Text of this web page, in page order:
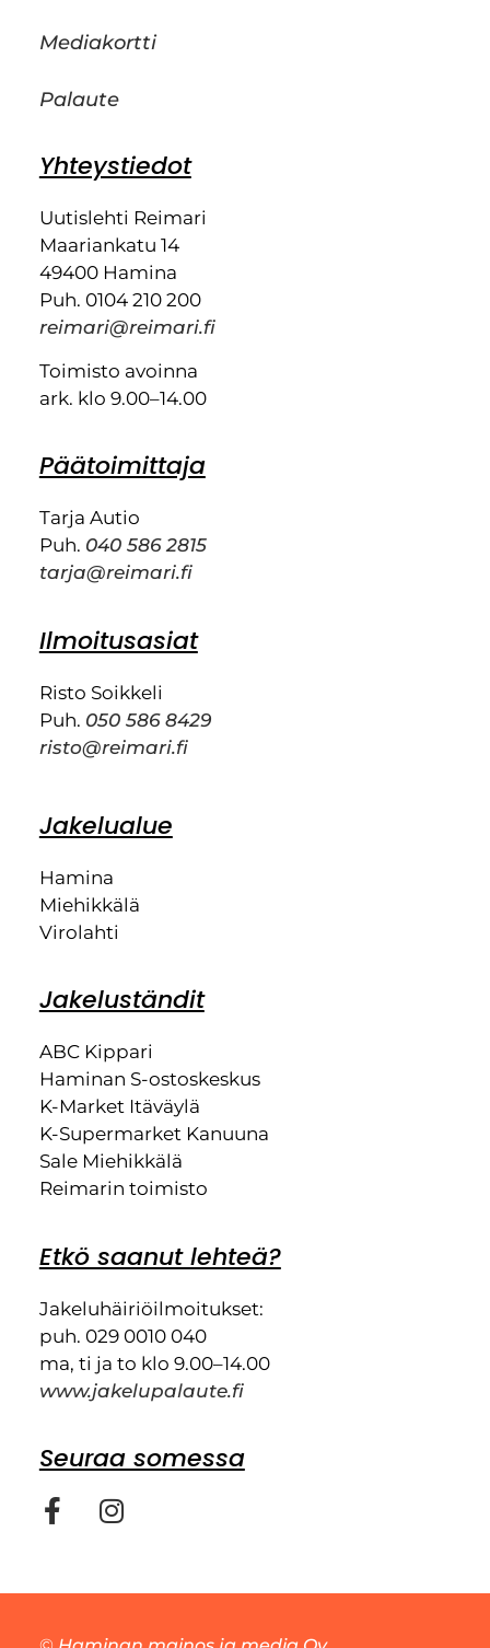
Mediakortti
Palaute
Yhteystiedot
Uutislehti Reimari
Maariankatu 14
49400 Hamina
Puh. 0104 210 200
reimari@reimari.fi
Toimisto avoinna
ark. klo 9.00–14.00
Päätoimittaja
Tarja Autio
Puh. 040 586 2815
tarja@reimari.fi
Ilmoitusasiat
Risto Soikkeli
Puh. 050 586 8429
risto@reimari.fi
Jakelualue
Hamina
Miehikkälä
Virolahti
Jakeluständit
ABC Kippari
Haminan S-ostoskeskus
K-Market Itäväylä
K-Supermarket Kanuuna
Sale Miehikkälä
Reimarin toimisto
Etkö saanut lehteä?
Jakeluhäiriöilmoitukset:
puh. 029 0010 040
ma, ti ja to klo 9.00–14.00
www.jakelupalaute.fi
Seuraa somessa